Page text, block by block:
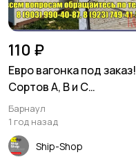
110 ₽
Евро вагонка под заказ!
Сортов А, В и С
(некондиция) длиной 2
метра.
Барнаул
1 год назад
Ship-Shop